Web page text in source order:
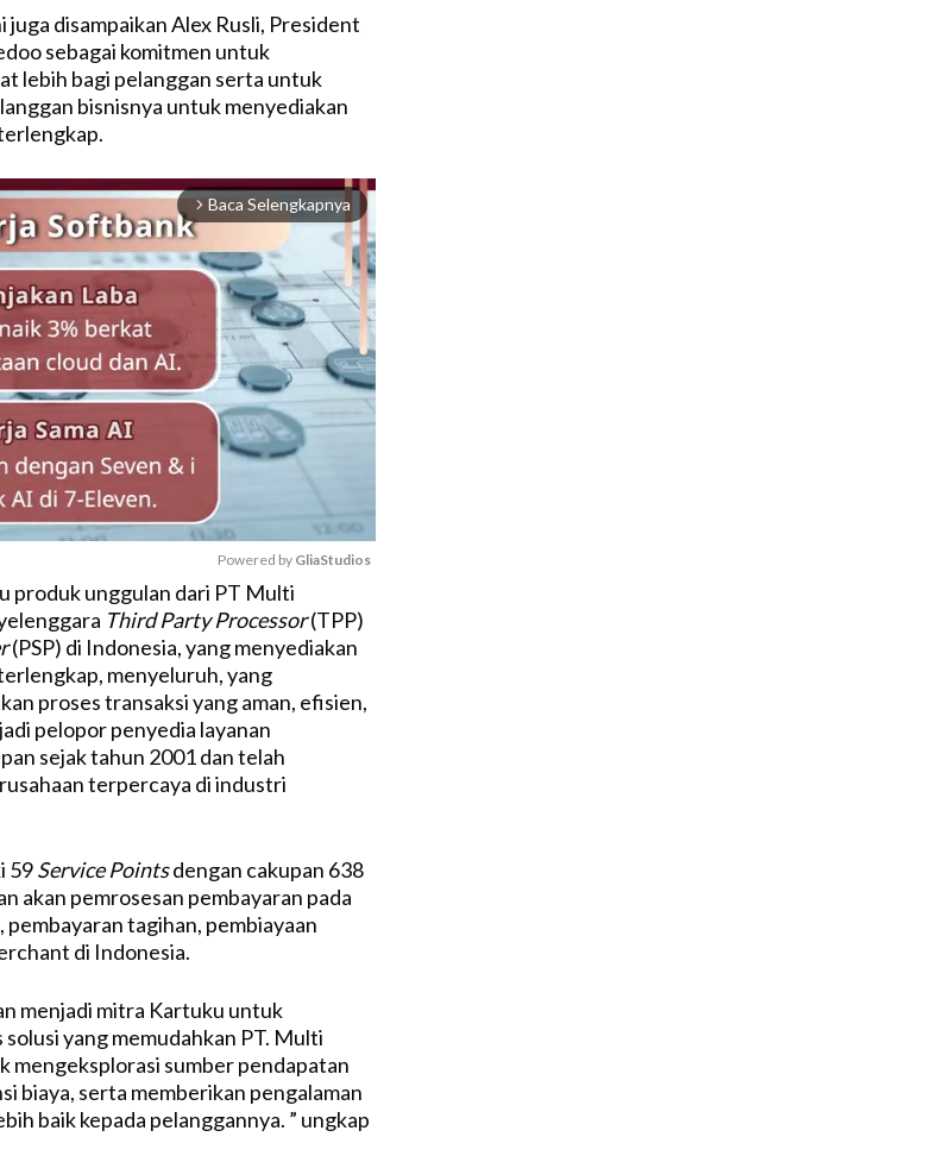
disampaikan Alex Rusli, President
sebagai komitmen untuk
lebih bagi pelanggan serta untuk
bisnisnya untuk menyediakan
arrow_forward_ios Baca Selengkapnya
M
u
t
e
Powered by GliaStudios
produk unggulan dari PT Multi
Third Party Processor(TPP)
(PSP) di Indonesia, yang menyediakan
menyeluruh, yang
proses transaksi yang aman, efisien,
pelopor penyedia layanan
sejak tahun 2001 dan telah
terpercaya di industri
59Service Pointsdengan cakupan 638
akan pemrosesan pembayaran pada
tagihan, pembiayaan
di Indonesia.
menjadi mitra Kartuku untuk
yang memudahkan PT. Multi
mengeksplorasi sumber pendapatan
biaya, serta memberikan pengalaman
baik kepada pelanggannya. ” ungkap